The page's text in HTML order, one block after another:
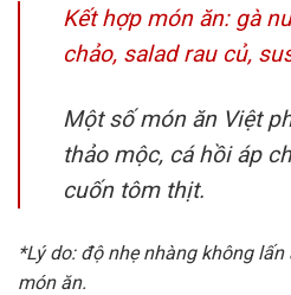
Kết hợp món ăn: gà
chảo, salad rau củ,
Một số món ăn Việt
thảo mộc, cá hồi áp
cuốn tôm thịt.
*Lý do: độ nhẹ nhàng không
món ăn.